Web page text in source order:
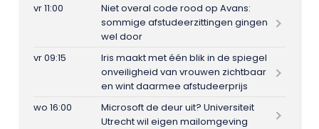
vr 11:00
Niet overal code rood op Avans:
sommige afstudeerzittingen gingen
wel door
vr 09:15
Iris maakt met één blik in de spiegel
onveiligheid van vrouwen zichtbaar
en wint daarmee afstudeerprijs
wo 16:00
Microsoft de deur uit? Universiteit
Utrecht wil eigen mailomgeving